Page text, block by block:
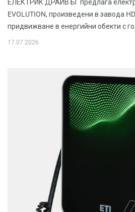
ЕЛЕКТРИК ДРАЙВ БГ предлага
EVOLUTION, произведени в завода
придвижване в енергийни обекти с
17.07.2026